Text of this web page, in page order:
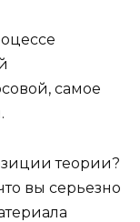
самое
теории?
вы серьезно